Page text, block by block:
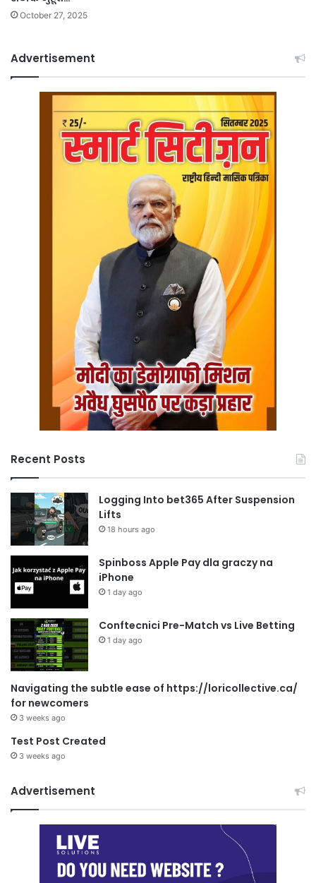
October 27, 2025
Advertisement
Recent Posts
Logging Into bet365 After Suspension
Lifts
18 hours ago
Spinboss Apple Pay dla graczy na
iPhone
1 day ago
Conftecnici Pre-Match vs Live Betting
1 day ago
Navigating the subtle ease of https://loricollective.ca/
for newcomers
3 weeks ago
Test Post Created
3 weeks ago
Advertisement